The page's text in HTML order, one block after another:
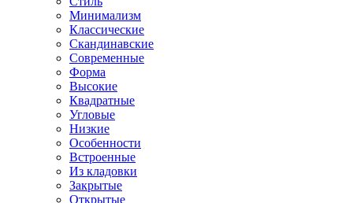
Минимализм
Классические
Скандинавские
Современные
Форма
Высокие
Квадратные
Угловые
Низкие
Особенности
Встроенные
Из кладовки
Закрытые
Открытые